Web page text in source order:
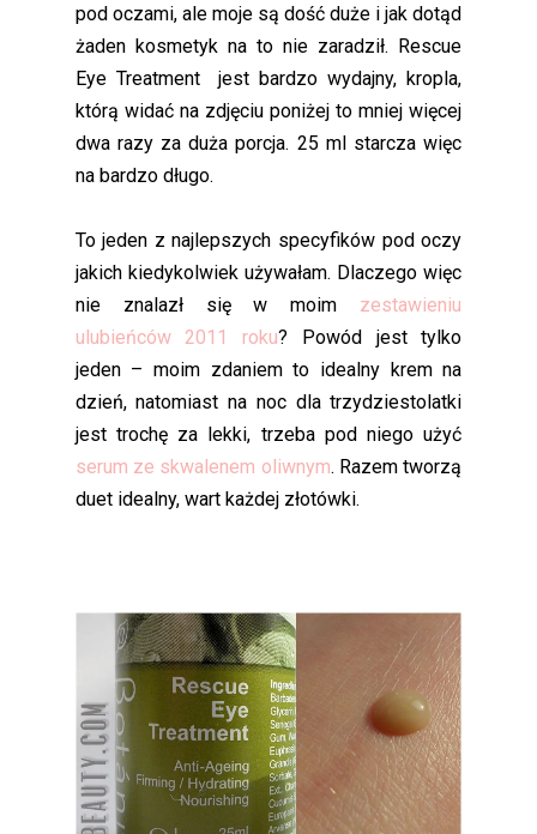
pod oczami, ale moje są dość duże i jak dotąd
żaden kosmetyk na to nie zaradził. Rescue
Eye Treatment jest bardzo wydajny, kropla,
którą widać na zdjęciu poniżej to mniej więcej
dwa razy za duża porcja. 25 ml starcza więc
na bardzo długo.
To jeden z najlepszych specyfików pod oczy
jakich kiedykolwiek używałam. Dlaczego więc
nie znalazł się w moim zestawieniu
ulubieńców 2011 roku? Powód jest tylko
jeden – moim zdaniem to idealny krem na
dzień, natomiast na noc dla trzydziestolatki
jest trochę za lekki, trzeba pod niego użyć
serum ze skwalenem oliwnym. Razem tworzą
duet idealny, wart każdej złotówki.